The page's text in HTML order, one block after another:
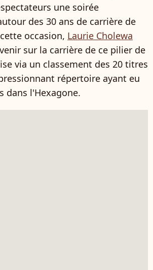
une soirée
des 30 ans de carrière de
occasion, Laurie Cholewa
sur la carrière de ce pilier de
via un classement des 20 titres
répertoire ayant eu
dans l'Hexagone.